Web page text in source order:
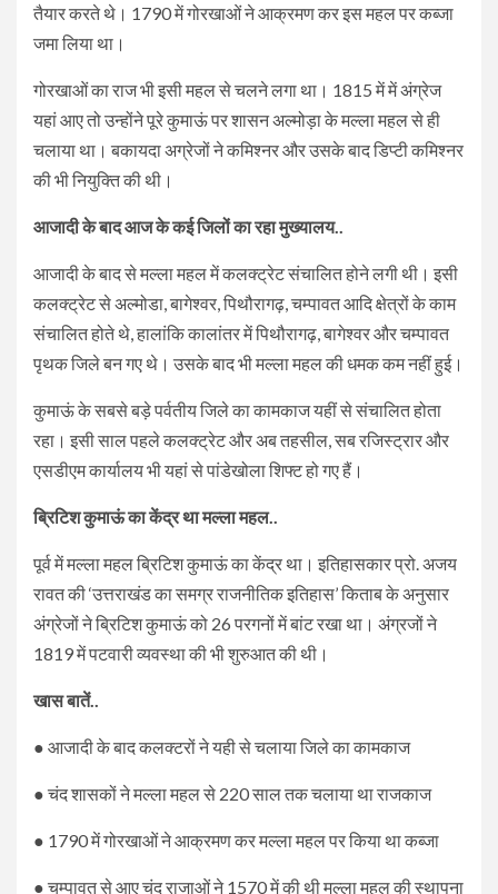
तैयार करते थे। 1790 में गोरखाओं ने आक्रमण कर इस महल पर कब्जा
जमा लिया था।
गोरखाओं का राज भी इसी महल से चलने लगा था। 1815 में में अंग्रेज
यहां आए तो उन्होंने पूरे कुमाऊं पर शासन अल्मोड़ा के मल्ला महल से ही
चलाया था। बकायदा अग्रेजों ने कमिश्नर और उसके बाद डिप्टी कमिश्नर
की भी नियुक्ति की थी।
आजादी के बाद आज के कई जिलों का रहा मुख्यालय..
आजादी के बाद से मल्ला महल में कलक्ट्रेट संचालित होने लगी थी। इसी
कलक्ट्रेट से अल्मोडा, बागेश्वर, पिथौरागढ़, चम्पावत आदि क्षेत्रों के काम
संचालित होते थे, हालांकि कालांतर में पिथौरागढ़, बागेश्वर और चम्पावत
पृथक जिले बन गए थे। उसके बाद भी मल्ला महल की धमक कम नहीं हुई।
कुमाऊं के सबसे बड़े पर्वतीय जिले का कामकाज यहीं से संचालित होता
रहा। इसी साल पहले कलक्ट्रेट और अब तहसील, सब रजिस्ट्रार और
एसडीएम कार्यालय भी यहां से पांडेखोला शिफ्ट हो गए हैं।
ब्रिटिश कुमाऊं का केंद्र था मल्ला महल..
पूर्व में मल्ला महल ब्रिटिश कुमाऊं का केंद्र था। इतिहासकार प्रो. अजय
रावत की ‘उत्तराखंड का समग्र राजनीतिक इतिहास’ किताब के अनुसार
अंग्रेजों ने ब्रिटिश कुमाऊं को 26 परगनों में बांट रखा था। अंग्रजों ने
1819 में पटवारी व्यवस्था की भी शुरुआत की थी।
खास बातें..
● आजादी के बाद कलक्टरों ने यही से चलाया जिले का कामकाज
● चंद शासकों ने मल्ला महल से 220 साल तक चलाया था राजकाज
● 1790 में गोरखाओं ने आक्रमण कर मल्ला महल पर किया था कब्जा
● चम्पावत से आए चंद राजाओं ने 1570 में की थी मल्ला महल की स्थापना